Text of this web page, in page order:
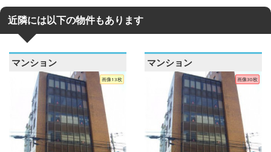
近隣には以下の物件もあります
マンション
画像13枚
マンション
画像30枚